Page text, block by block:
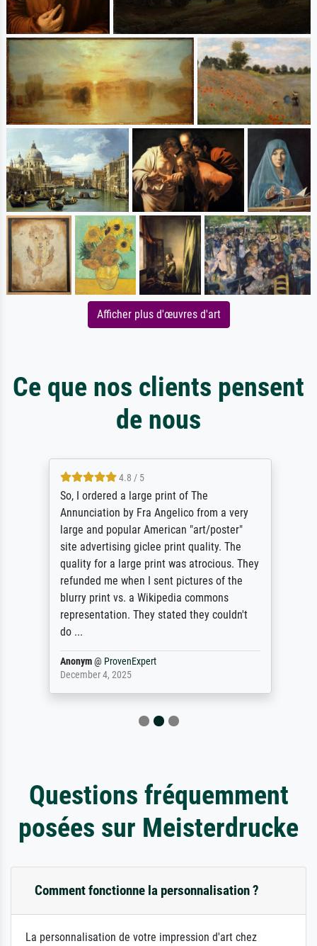
Afficher plus d'œuvres d'art
Ce que nos clients pensent
de nous
4.8 / 5
So, I ordered a large print of The
Annunciation by Fra Angelico from a very
large and popular American "art/poster"
site advertising giclee print quality. The
quality for a large print was atrocious. They
refunded me when I sent pictures of the
blurry print vs. a Wikipedia commons
representation. They stated they couldn't
do ...
Anonym@ ProvenExpert
December 4, 2025
Questions fréquemment
posées sur Meisterdrucke
Comment fonctionne la personnalisation ?
La personnalisation de votre impression d'art chez